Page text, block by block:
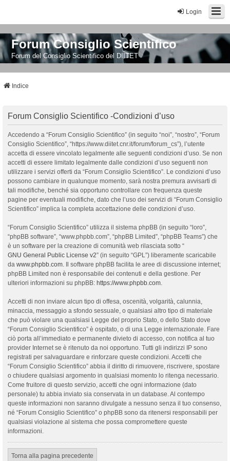
Login
Forum Consiglio Scientifico
Forum del Consiglio Scientifico del DIITET
Indice
Forum Consiglio Scientifico -Condizioni d’uso
Accedendo a “Forum Consiglio Scientifico” (in seguito “noi”, “nostro”, “Forum
Consiglio Scientifico”, “https://www.diitet.cnr.it/forum/forum_cs”), l’utente
accetta di essere vincolato legalmente alle seguenti condizioni d’uso. Se non
accetti di essere limitato legalmente dalle condizioni d’uso seguenti non
utilizzare i servizi offerti da “Forum Consiglio Scientifico”. Le condizioni d’uso
possono cambiare in qualunque momento, sarà nostra premura avvisarti di
tali modifiche, benché sia opportuno controllare con frequenza queste
pagine per eventuali modifiche, dato che l’uso dei servizi di “Forum Consiglio
Scientifico” implica la completa accettazione delle condizioni d’uso.
“Forum Consiglio Scientifico” utilizza il sistema phpBB (in seguito “loro”,
“phpBB software”, “www.phpbb.com”, “phpBB Limited”, “phpBB Teams”) che
è un software per la creazione di comunità web rilasciata sotto “
GNU General Public License v2” (in seguito “GPL”) liberamente scaricabile
da www.phpbb.com. Il software phpBB facilita le aree di discussione internet;
phpBB Limited non è responsabile dei contenuti e della gestione. Per
ulteriori informazioni su phpBB: https://www.phpbb.com.
Accetti di non inviare alcun tipo di offesa, oscenità, volgarità, calunnia,
minaccia, messaggio a sfondo sessuale, o qualsiasi altro tipo di materiale
che può violare una qualsiasi Legge del proprio Stato, o dello Stato dove
“Forum Consiglio Scientifico” è ospitato, o di una Legge internazionale. Fare
ciò porta all’immediato e permanente divieto di accesso, con notifica al tuo
provider Internet se è ritenuto da noi opportuno. Tutti gli indirizzi IP sono
registrati per salvaguardare e rinforzare queste condizioni. Accetti che
“Forum Consiglio Scientifico” abbia il diritto di rimuovere, riscrivere, spostare
o chiudere qualsiasi argomento in qualsiasi momento lo ritenga necessario.
Come fruitore di questo servizio, accetti che ogni informazione (dato
personale) tu abbia inviato sia conservata in un database. Al contempo
queste informazioni non saranno divulgate a nessuno senza il tuo consenso,
né “Forum Consiglio Scientifico” o phpBB sono da ritenersi responsabili per
qualsiasi violazione al sistema che possa compromettere queste
informazioni.
Torna alla pagina precedente